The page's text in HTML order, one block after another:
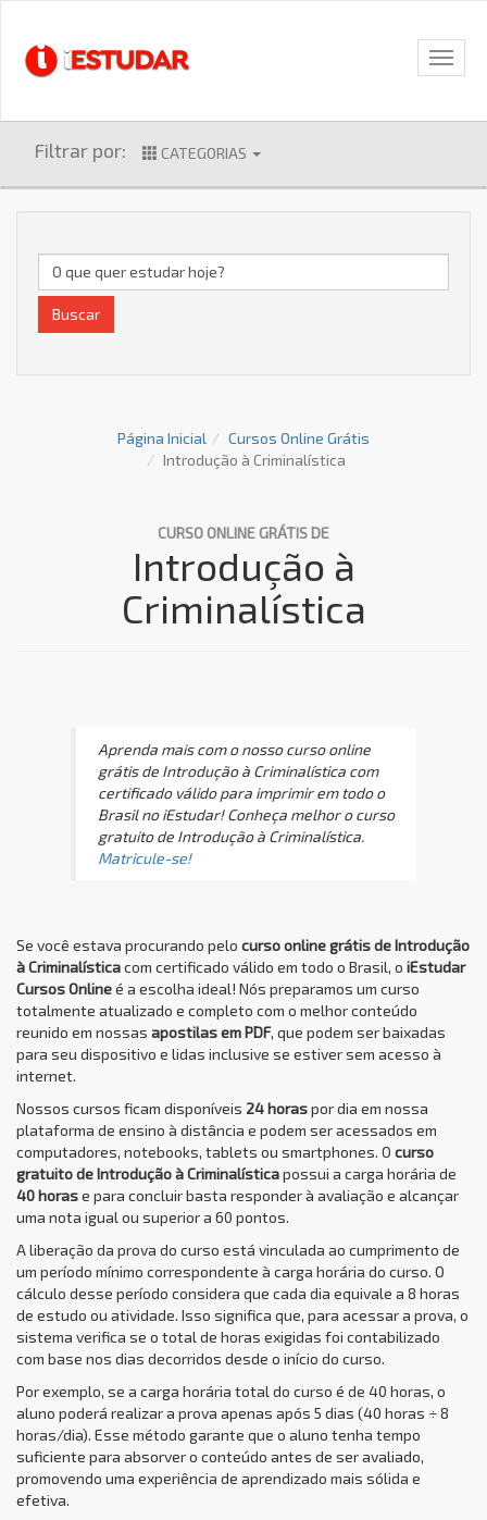
Filtrar por: CATEGORIAS
Buscar
Página Inicial
Cursos Online Grátis
Introdução à Criminalística
CURSO ONLINE GRÁTIS DE
Introdução à
Criminalística
Aprenda mais com o nosso curso online
grátis de Introdução à Criminalística com
certificado válido para imprimir em todo o
Brasil no iEstudar! Conheça melhor o curso
gratuito de Introdução à Criminalística.
Matricule-se!
Se você estava procurando pelo curso online grátis de Introdução
à Criminalísticacom certificado válido em todo o Brasil, o iEstudar
Cursos Onlineé a escolha ideal! Nós preparamos um curso
totalmente atualizado e completo com o melhor conteúdo
reunido em nossas apostilas em PDF, que podem ser baixadas
para seu dispositivo e lidas inclusive se estiver sem acesso à
internet.
Nossos cursos ficam disponíveis 24 horaspor dia em nossa
plataforma de ensino à distância e podem ser acessados em
computadores, notebooks, tablets ou smartphones. O curso
gratuito de Introdução à Criminalísticapossui a carga horária de
40 horase para concluir basta responder à avaliação e alcançar
uma nota igual ou superior a 60 pontos.
A liberação da prova do curso está vinculada ao cumprimento de
um período mínimo correspondente à carga horária do curso. O
cálculo desse período considera que cada dia equivale a 8 horas
de estudo ou atividade. Isso significa que, para acessar a prova, o
sistema verifica se o total de horas exigidas foi contabilizado
com base nos dias decorridos desde o início do curso.
Por exemplo, se a carga horária total do curso é de 40 horas, o
aluno poderá realizar a prova apenas após 5 dias (40 horas ÷ 8
horas/dia). Esse método garante que o aluno tenha tempo
suficiente para absorver o conteúdo antes de ser avaliado,
promovendo uma experiência de aprendizado mais sólida e
efetiva.